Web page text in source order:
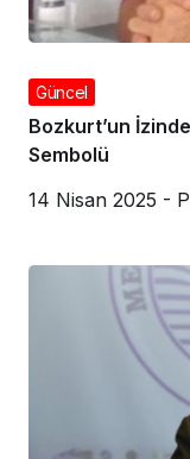
Güncel
Bozkurt’un
Sembolü
14 Nisan 2025 -